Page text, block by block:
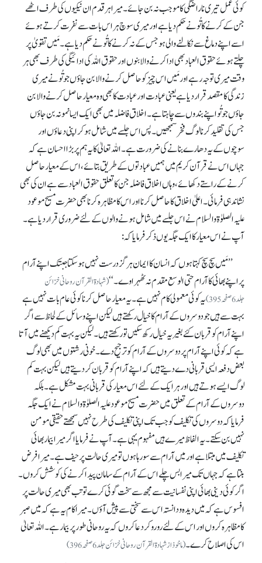
کوئی عمل تیری ناراضگی کا موجب نہ بن جائے۔ میرا ہر قدم ان نیکیوں کی طرف اٹھے
جن کے کرنے کا تُو نے حکم دیا ہے اور میری سوچ ہر اس بات سے نفرت کرتے ہوئے
اسے اپنے دماغ سے نکالنے والی ہو جس کے نہ کرنے کا تُو نے حکم دیا ہے۔ مَیں تقویٰ پر
چلتے ہوئے حقوق العباد بھی ادا کرنے والا بنوں اور حقوق اللہ کی ادائیگی کی طرف بھی ہر
وقت میری توجہ رہے اور مَیں اس چیز کو حاصل کرنے والا بن جاؤں جو تُو نے میری
زندگی کا مقصد قرار دیا ہے یعنی عبادت اور عبادت کا بھی وہ معیار حاصل کرنے والا بن
جاؤں جو تُو اپنے بندوں سے چاہتا ہے۔ اخلاق فاضلہ میں بھی ایک ایسا نمونہ بن جاؤں
جس کی تقلید کرنا لوگ فخر سمجھیں۔ پس اس جلسے میں شامل ہو کر اپنی دعاؤں اور
سوچوں کے یہ دھارے بنانے کی ضرورت ہے۔ اللہ تعالیٰ کا یہ ہم پر بڑا احسان ہے کہ
جہاں اس نے قرآن کریم میں ہمیں عبادتوں کے طریق بتائے، اس کے معیار حاصل
کرنے کے راستے دکھائے، وہاں اخلاق فاضلہ جن کا تعلق حقوق العباد سے ہے ان کی بھی
نشاندہی فرمائی۔ اعلیٰ اخلاق کا حاصل کرنا اور اس کا مظاہرہ کرنا بھی حضرت مسیح موعود
علیہ الصلوٰۃوالسلام نے اس جلسے میں شامل ہونے والوں کے لئے ضروری قرار دیا ہے۔
آپ نے اس معیار کا ایک جگہ یوں ذکر فرمایا کہ:
’’مَیں سچ سچ کہتاہوں کہ انسان کا ایمان ہرگز درست نہیں ہو سکتا جبتک اپنے آرام
پر اپنے بھائی کا آرام حتی الوسع مقدم نہ ٹھہراوے۔‘‘(شہادۃ القرآن روحانی خزائن
جلد 6صفحہ395)
یہ کوئی معمولی کام نہیں ہے۔ یہ معیار حاصل کرنا کوئی عام بات نہیں ہے
بہت سے ہیں جو دوسروں کے آرام کا خیال رکھتے ہیں لیکن اپنے وسائل کے لحاظ سے اگر
اپنے آرام کو قربان کئے بغیر یہ خیال رکھ سکیں تو رکھتے ہیں۔ لیکن یہ بہت کم دیکھنے میں آتا
ہے کہ کوئی اپنے آرام پر دوسروں کے آرام کو ترجیح دے۔ خونی رشتوں میں بھی لوگ
بعض دفعہ ایسی قربانی دے دیتے ہیں کہ اپنے آرام کو قربان کر دیتے ہیں لیکن بہت کم
لوگ ایسے ہوتے ہیں اور ہر ایک کے لئے اس معیار کی قربانی بہت مشکل ہے۔ بلکہ
دوسروں کے آرام کے تعلق میں حضرت مسیح موعود علیہ الصلوٰۃوالسلام نے ایک جگہ
فرمایا کہ دوسروں کی تکلیف کو جب تک اپنی تکلیف کی طرح نہیں سمجھتے حقیقی مومن
نہیں بن سکتے۔ یہ الفاظ میرے ہیں مفہوم یہی ہے۔ آپ نے فرمایا اگر میرا بیمار بھائی
تکلیف میں مبتلا ہے اور میں آرام سے سو رہا ہوں تو میری حالت پر حیف ہے۔ میرا فرض
بنتا ہے کہ جہاں تک میرا بس چلے اس کے آرام کے سامان پیدا کرنے کی کوشش کروں۔
اگر کوئی دینی بھائی اپنی نفسانیت سے مجھ سے سخت گوئی کرے تو تب بھی میری حالت پر
افسوس ہے کہ میں دیدہ و دانستہ اس سے سختی سے پیش آؤں۔ میرا کام یہ ہے کہ میں صبر
کا مظاہرہ کروں اور اس کے لئے رو رو کر دعا کروں کہ یہ روحانی طور پر بیمار ہے۔ اللہ تعالیٰ
اس کی اصلاح کرے۔(ماخوذ از شہادۃ القرآن روحانی خزائن جلد 6صفحہ396)